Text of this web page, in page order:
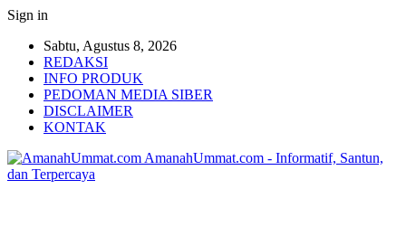
Sign in
Sabtu, Agustus 8, 2026
REDAKSI
INFO PRODUK
PEDOMAN MEDIA SIBER
DISCLAIMER
KONTAK
AmanahUmmat.com - Informatif, Santun,
dan Terpercaya